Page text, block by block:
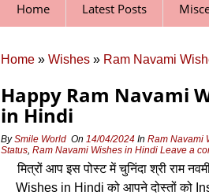
Home Latest Posts
Home » Wishes » Ram Navami
Happy Ram Navami
in Hindi
BySmile World On 14/04/2024 In Ram Navami
Status, Ram Navami Wishes in Hindi Leave a
मित्रों आप इस पोस्‍ट में चुनिंदा श्री राम
Wishes in Hindi को आपने दोस्‍तों को